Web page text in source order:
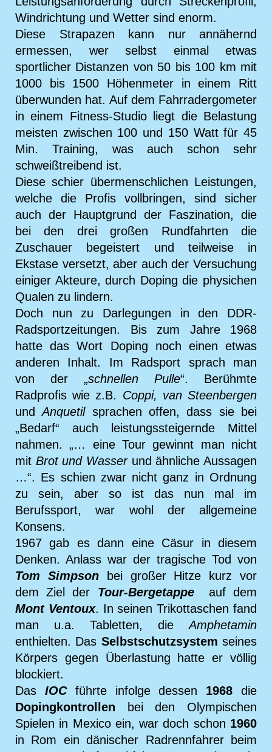
Windrichtung und Wetter sind enorm.
Diese Strapazen kann nur annähernd
ermessen, wer selbst einmal etwas
sportlicher Distanzen von 50 bis 100 km mit
1000 bis 1500 Höhenmeter in einem Ritt
überwunden hat. Auf dem Fahrradergometer
in einem Fitness-Studio liegt die Belastung
meisten zwischen 100 und 150 Watt für 45
Min. Training, was auch schon sehr
schweißtreibend ist.
Diese schier übermenschlichen Leistungen,
welche die Profis vollbringen, sind sicher
auch der Hauptgrund der Faszination, die
bei den drei großen Rundfahrten die
Zuschauer begeistert und teilweise in
Ekstase versetzt, aber auch der Versuchung
einiger Akteure, durch Doping die physichen
Qualen zu lindern.
Doch nun zu Darlegungen in den DDR-
Radsportzeitungen. Bis zum Jahre 1968
hatte das Wort Doping noch einen etwas
anderen Inhalt. Im Radsport sprach man
von der „schnellen Pulle“. Berühmte
Radprofis wie z.B. Coppi, van Steenbergen
undAnquetilsprachen offen, dass sie bei
„Bedarf“ auch leistungssteigernde Mittel
nahmen. „… eine Tour gewinnt man nicht
mit Brot und Wasserund ähnliche Aussagen
…“. Es schien zwar nicht ganz in Ordnung
zu sein, aber so ist das nun mal im
Berufssport, war wohl der allgemeine
Konsens.
1967 gab es dann eine Cäsur in diesem
Denken. Anlass war der tragische Tod von
Tom Simpsonbei großer Hitze kurz vor
dem Ziel der Tour-Bergetappe
auf dem
Mont Ventoux. In seinen Trikottaschen fand
man u.a. Tabletten, dieAmphetamin
enthielten. Das Selbstschutzsystem seines
Körpers gegen Überlastung hatte er völlig
blockiert.
Das IOCführte infolge dessen 1968 die
Dopingkontrollen bei den Olympischen
Spielen in Mexico ein, war doch schon 1960
in Rom ein dänischer Radrennfahrer beim